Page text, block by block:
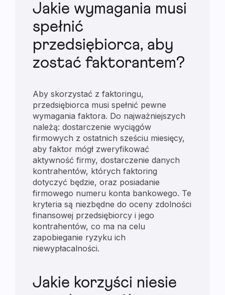
Jakie wymagania musi
spełnić
przedsiębiorca, aby
zostać faktorantem?
Aby skorzystać z faktoringu,
przedsiębiorca musi spełnić pewne
wymagania faktora. Do najważniejszych
należą: dostarczenie wyciągów
firmowych z ostatnich sześciu miesięcy,
aby faktor mógł zweryfikować
aktywność firmy, dostarczenie danych
kontrahentów, których faktoring
dotyczyć będzie, oraz posiadanie
firmowego numeru konta bankowego. Te
kryteria są niezbędne do oceny zdolności
finansowej przedsiębiorcy i jego
kontrahentów, co ma na celu
zapobieganie ryzyku ich
niewypłacalności.
Jakie korzyści niesie